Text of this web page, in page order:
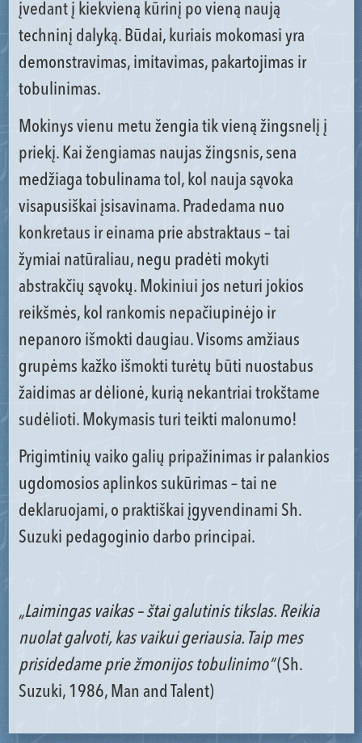
įvedant į kiekvieną kūrinį po vieną naują
techninį dalyką. Būdai, kuriais mokomasi yra
demonstravimas, imitavimas, pakartojimas ir
tobulinimas.
Mokinys vienu metu žengia tik vieną žingsnelį į
priekį. Kai žengiamas naujas žingsnis, sena
medžiaga tobulinama tol, kol nauja sąvoka
visapusiškai įsisavinama. Pradedama nuo
konkretaus ir einama prie abstraktaus – tai
žymiai natūraliau, negu pradėti mokyti
abstrakčių sąvokų. Mokiniui jos neturi jokios
reikšmės, kol rankomis nepačiupinėjo ir
nepanoro išmokti daugiau. Visoms amžiaus
grupėms kažko išmokti turėtų būti nuostabus
žaidimas ar dėlionė, kurią nekantriai trokštame
sudėlioti. Mokymasis turi teikti malonumo!
Prigimtinių vaiko galių pripažinimas ir palankios
ugdomosios aplinkos sukūrimas – tai ne
deklaruojami, o praktiškai įgyvendinami Sh.
Suzuki pedagoginio darbo principai.
„Laimingas vaikas – štai galutinis tikslas. Reikia
nuolat galvoti, kas vaikui geriausia. Taip mes
prisidedame prie žmonijos tobulinimo“(Sh.
Suzuki, 1986, Man and Talent)